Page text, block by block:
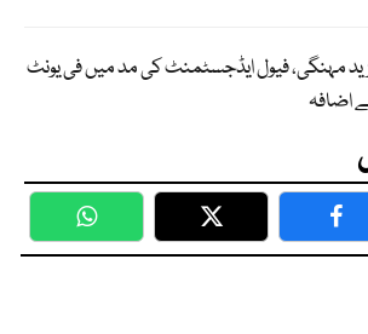
مہنگی، فیول ایڈجسٹمنٹ کی مد میں فی یونٹ
WhatsApp Twitter